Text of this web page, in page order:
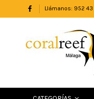
Llámanos: 952